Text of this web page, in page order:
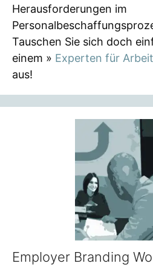
Herausforderungen im
Tauschen Sie sich doch
einem » Experten für
aus!
Employer Branding